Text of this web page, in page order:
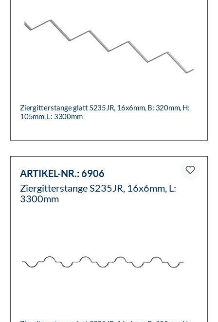
Ziergitterstange glatt S235JR, 16x6mm, B: 320mm, H:
105mm, L: 3300mm
ARTIKEL-NR.:6906
Ziergitterstange S235JR, 16x6mm, L:
3300mm